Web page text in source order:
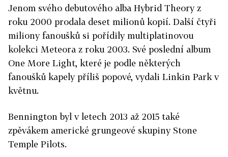
Jenom svého debutového alba Hybrid Theory z
roku 2000 prodala deset milionů kopií. Další čtyři
miliony fanoušků si pořídily multiplatinovou
kolekci Meteora z roku 2003. Své poslední album
One More Light, které je podle některých
fanoušků kapely příliš popové, vydali Linkin Park v
květnu.
Bennington byl v letech 2013 až 2015 také
zpěvákem americké grungeové skupiny Stone
Temple Pilots.